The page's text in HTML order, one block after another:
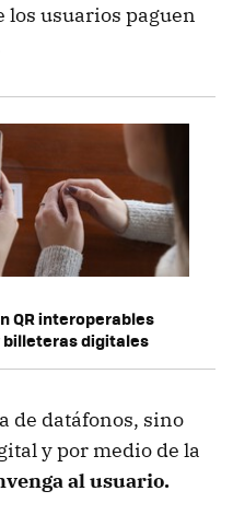
los usuarios paguen
QR interoperables
billeteras digitales
de datáfonos, sino
y por medio de la
al usuario.